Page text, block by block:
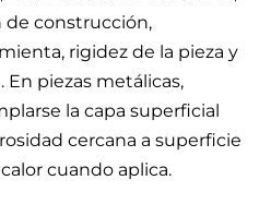
de construcción,
rigidez de la pieza y
piezas metálicas,
la capa superficial
cercana a superficie
cuando aplica.